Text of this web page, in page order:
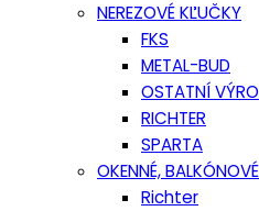
NEREZOVÉ KĽUČKY
FKS
METAL-BUD
OSTATNÍ
RICHTER
SPARTA
OKENNÉ,
Richter